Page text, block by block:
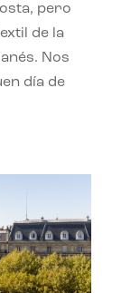
pero
de la
Nos
día de